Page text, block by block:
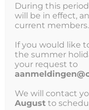
E-mail*
Mijn naam, e-mail en
volgende keer
During this
will be in effect,
current members.
If you would like
the summer
your request to
We will contact
August to